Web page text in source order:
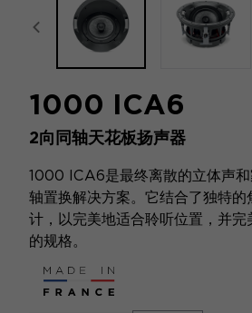
focal-naim-
1000 ICA6
2向同轴天花板扬声器
1000 ICA6是最终离散的立体声和
轴置换解决方案。它结合了独特的
计，以完美地适合聆听位置，并
的规格。